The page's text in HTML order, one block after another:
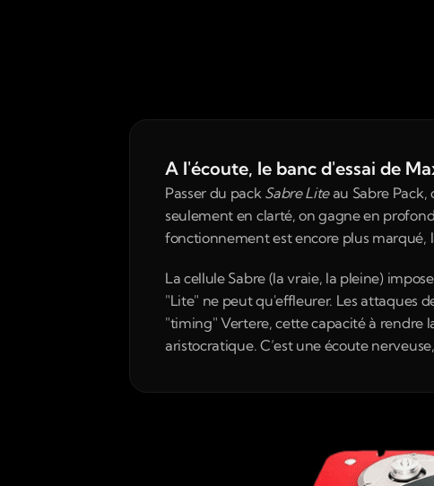
A l'écoute, le banc d'essai de
Passer du pack Sabre Lite au Sabre Pack,
seulement en clarté, on gagne en
fonctionnement est encore plus marqué,
La cellule Sabre (la vraie, la pleine)
"Lite" ne peut qu'effleurer. Les attaques
"timing" Vertere, cette capacité à rendre
aristocratique. C’est une écoute